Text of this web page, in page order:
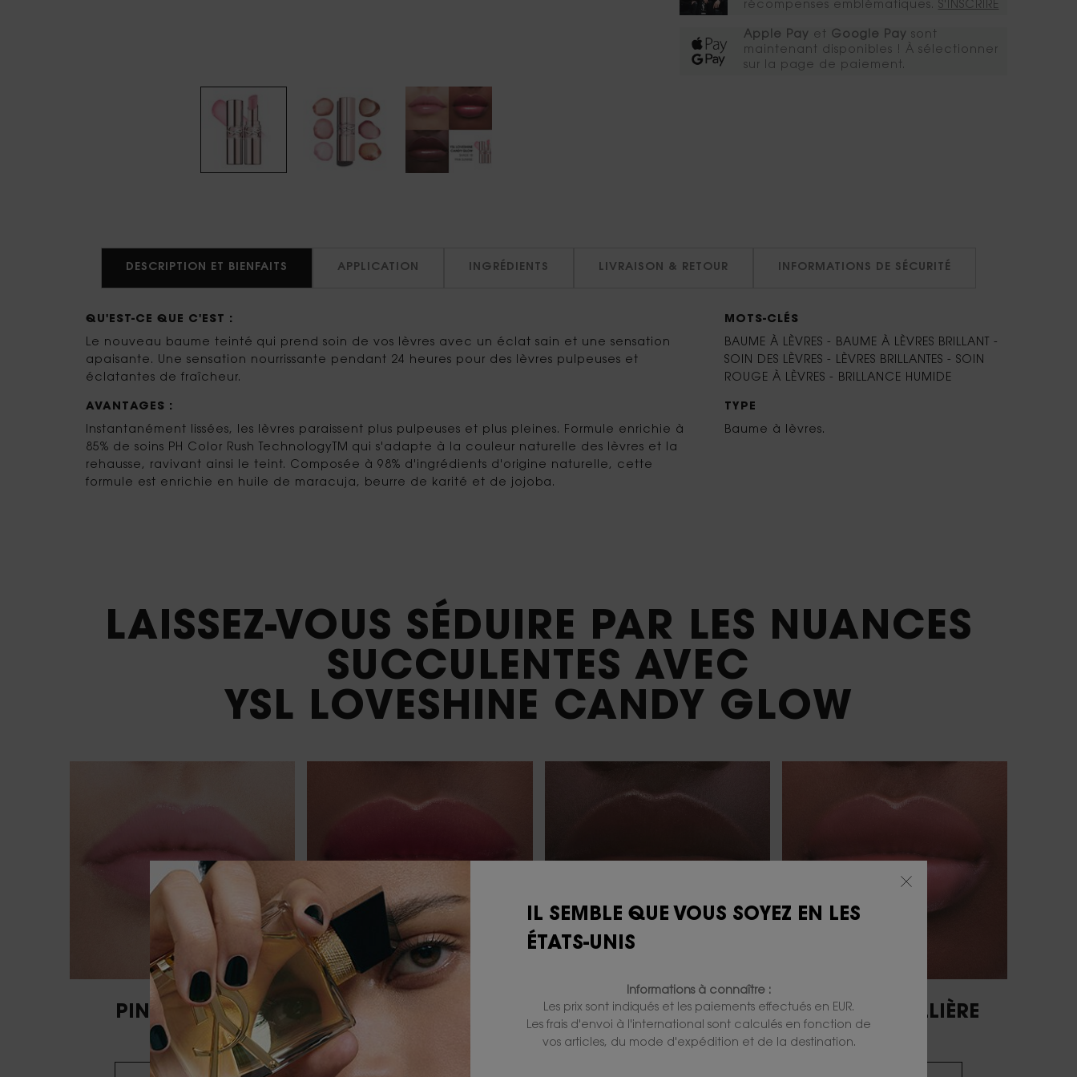
récompenses emblématiques.​ S'INSCRIRE
Apple Pay et Google Pay sont
maintenant disponibles ! À sélectionner
sur la page de paiement.
DESCRIPTION ET BIENFAITS APPLICATION INGRÉDIENTS LIVRAISON & RETOUR INFORMATIONS DE SÉCURITÉ
QU'EST-CE QUE C'EST :
Le nouveau baume teinté qui prend soin de vos lèvres avec un éclat sain et une sensation
apaisante. Une sensation nourrissante pendant 24 heures pour des lèvres pulpeuses et
éclatantes de fraîcheur.
AVANTAGES :
Instantanément lissées, les lèvres paraissent plus pulpeuses et plus pleines. Formule enrichie à
85% de soins PH Color Rush TechnologyTM qui s'adapte à la couleur naturelle des lèvres et la
rehausse, ravivant ainsi le teint. Composée à 98% d'ingrédients d'origine naturelle, cette
formule est enrichie en huile de maracuja, beurre de karité et de jojoba.
MOTS-CLÉS
BAUME À LÈVRES - BAUME À LÈVRES BRILLANT -
SOIN DES LÈVRES - LÈVRES BRILLANTES - SOIN
ROUGE À LÈVRES - BRILLANCE HUMIDE
TYPE
Baume à lèvres.
LAISSEZ-VOUS SÉDUIRE PAR LES NUANCES
SUCCULENTES AVEC
YSL LOVESHINE CANDY GLOW
PINK SUNRISE
TEINTE 1B
NUDE CRUSH BROWN NUDE
TEINTE 6B
NUDE LAVALLIÈRE
IL SEMBLE QUE VOUS SOYEZ EN LES
ÉTATS-UNIS
Informations à connaître :
Les prix sont indiqués et les paiements effectués en EUR.
Les frais d'envoi à l'international sont calculés en fonction de
vos articles, du mode d'expédition et de la destination.